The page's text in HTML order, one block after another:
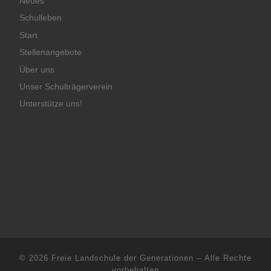
Schulleben
Start
Stellenangebote
Über uns
Unser Schulträgerverein
Unterstütze uns!
© 2026 Freie Landschule der Generationen – Alle Rechte